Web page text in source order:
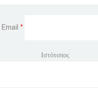
Email *
Ιστότοπος